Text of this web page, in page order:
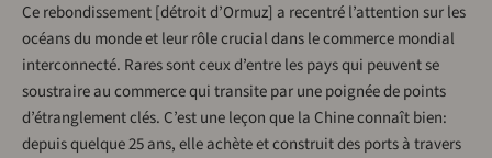
Ce rebondissement [détroit d’Ormuz] a recentré l’attention sur les
océans du monde et leur rôle crucial dans le commerce mondial
interconnecté. Rares sont ceux d’entre les pays qui peuvent se
soustraire au commerce qui transite par une poignée de points
d’étranglement clés. C’est une leçon que la Chine connaît bien:
depuis quelque 25 ans, elle achète et construit des ports à travers